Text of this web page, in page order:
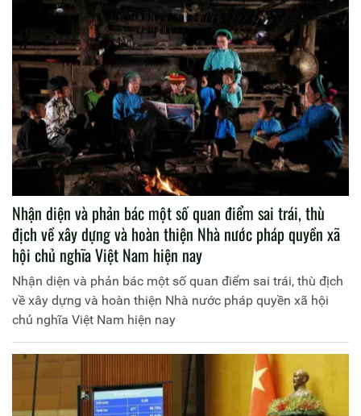
Nhận diện và phản bác một số quan điểm sai trái, thù
địch về xây dựng và hoàn thiện Nhà nước pháp quyền xã
hội chủ nghĩa Việt Nam hiện nay
Nhận diện và phản bác một số quan điểm sai trái, thù địch
về xây dựng và hoàn thiện Nhà nước pháp quyền xã hội
chủ nghĩa Việt Nam hiện nay